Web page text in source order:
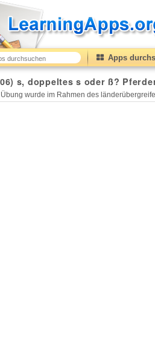
Apps
s, doppeltes s oder ß?
Übung wurde im Rahmen des